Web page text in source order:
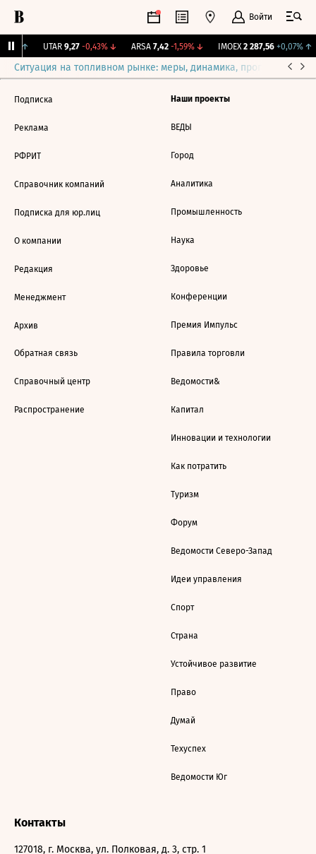
Войти
↑ UTAR 9,27 -0,43%↓ ARSA 7,42 -1,59%↓ IMOEX 2 287,56 +0,07%↑
Ситуация на топливном рынке: меры, динамика, прогнозы
Подписка
Реклама
РФРИТ
Справочник компаний
Подписка для юр.лиц
О компании
Редакция
Менеджмент
Архив
Обратная связь
Справочный центр
Распространение
Наши проекты
ВЕДЫ
Город
Аналитика
Промышленность
Наука
Здоровье
Конференции
Премия Импульс
Правила торговли
Ведомости&
Капитал
Инновации и технологии
Как потратить
Туризм
Форум
Ведомости Северо-Запад
Идеи управления
Спорт
Страна
Устойчивое развитие
Право
Думай
Техуспех
Ведомости Юг
Контакты
127018, г. Москва, ул. Полковая, д. 3, стр. 1